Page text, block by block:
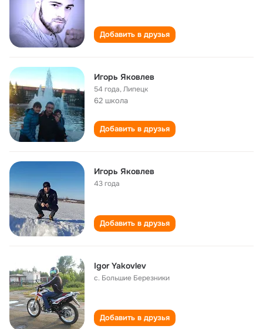
Добавить в друзья
Игорь Яковлев
54 года,Липецк
62 школа
Добавить в друзья
Игорь Яковлев
43 года
Добавить в друзья
Igor Yakovlev
с. Большие Березники
Добавить в друзья